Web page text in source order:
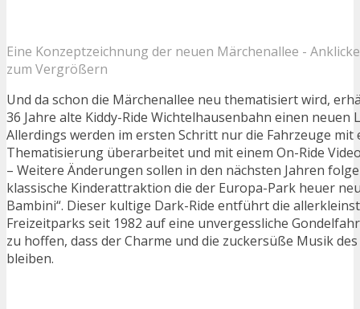
Eine Konzeptzeichnung der neuen Märchenallee -
zum Vergrößern
Und da schon die Märchenallee neu thematisiert wird,
36 Jahre alte Kiddy-Ride Wichtelhausenbahn einen neuen
Allerdings werden im ersten Schritt nur die Fahrzeuge mit
Thematisierung überarbeitet und mit einem On-Ride
– Weitere Änderungen sollen in den nächsten Jahren
klassische Kinderattraktion die der Europa-Park heuer
Bambini“. Dieser kultige Dark-Ride entführt die
Freizeitparks seit 1982 auf eine unvergessliche
zu hoffen, dass der Charme und die zuckersüße Musik
bleiben.